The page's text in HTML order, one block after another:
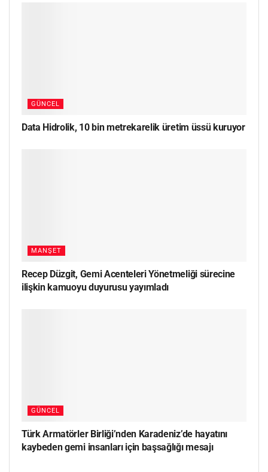
GÜNCEL
Data Hidrolik, 10 bin metrekarelik üretim üssü kuruyor
MANŞET
Recep Düzgit, Gemi Acenteleri Yönetmeliği sürecine
ilişkin kamuoyu duyurusu yayımladı
GÜNCEL
Türk Armatörler Birliği’nden Karadeniz’de hayatını
kaybeden gemi insanları için başsağlığı mesajı